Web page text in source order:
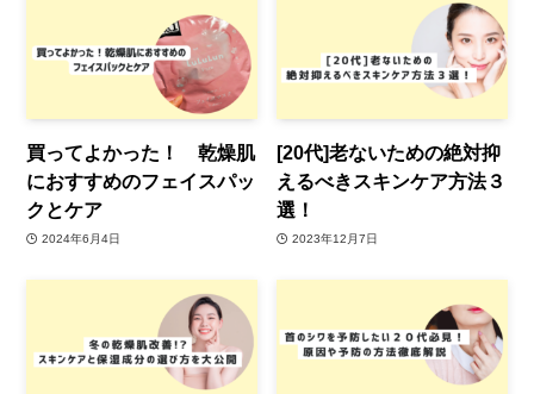
買ってよかった！ 乾燥肌
におすすめのフェイスパッ
クとケア
2024年6月4日
[20代]老ないための絶対抑
えるべきスキンケア方法３
選！
2023年12月7日